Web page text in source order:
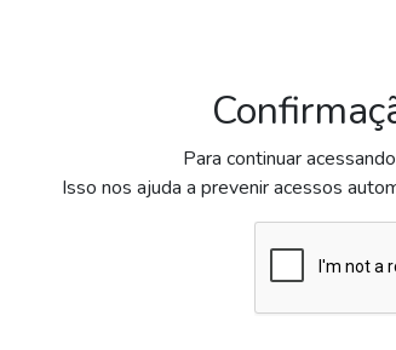
Para continuar
Isso nos ajuda a prevenir acessos